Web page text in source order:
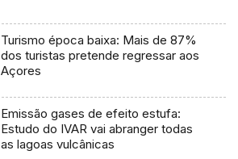
Turismo época baixa: Mais de 87%
dos turistas pretende regressar aos
Açores
Emissão gases de efeito estufa:
Estudo do IVAR vai abranger todas
as lagoas vulcânicas